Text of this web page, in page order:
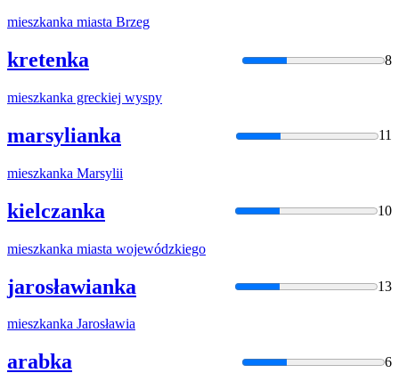
mieszkanka miasta Brzeg
kretenka 8
mieszkanka greckiej wyspy
marsylianka 11
mieszkanka Marsylii
kielczanka 10
mieszkanka miasta wojewódzkiego
jarosławianka 13
mieszkanka Jarosławia
arabka 6